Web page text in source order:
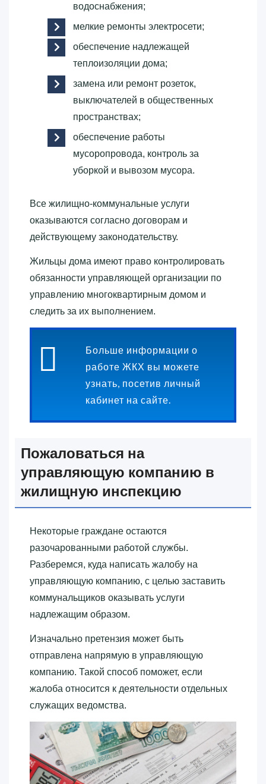
водоснабжения;
мелкие ремонты электросети;
обеспечение надлежащей
теплоизоляции дома;
замена или ремонт розеток,
выключателей в общественных
пространствах;
обеспечение работы
мусоропровода, контроль за
уборкой и вывозом мусора.
Все жилищно-коммунальные услуги
оказываются согласно договорам и
действующему законодательству.
Жильцы дома имеют право контролировать
обязанности управляющей организации по
управлению многоквартирным домом и
следить за их выполнением.
Больше информации о
работе ЖКХ вы можете
узнать, посетив личный
кабинет на сайте.
Пожаловаться на
управляющую компанию в
жилищную инспекцию
Некоторые граждане остаются
разочарованными работой службы.
Разберемся, куда написать жалобу на
управляющую компанию, с целью заставить
коммунальщиков оказывать услуги
надлежащим образом.
Изначально претензия может быть
отправлена напрямую в управляющую
компанию. Такой способ поможет, если
жалоба относится к деятельности отдельных
служащих ведомства.